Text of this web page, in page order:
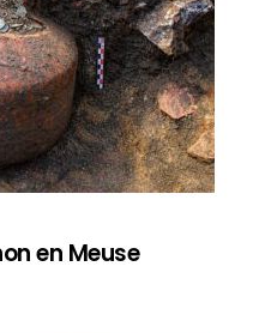
en Meuse